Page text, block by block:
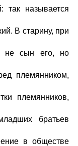
так называется
В старину, при
не сын его, но
племянником,
племянников,
братьев
в обществе